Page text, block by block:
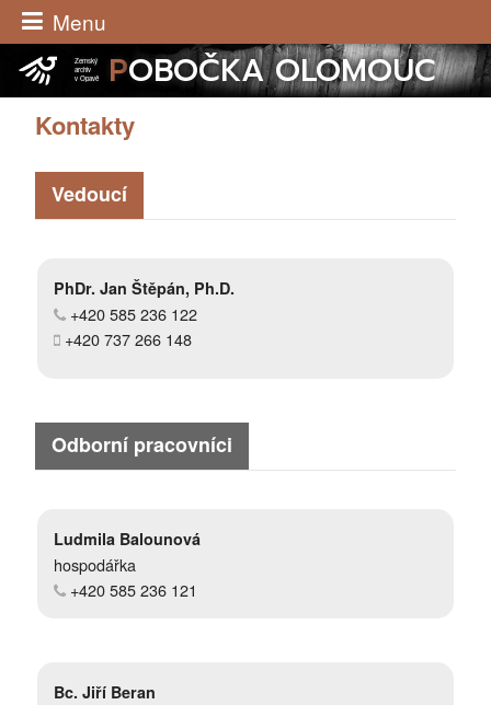
Menu
Zemský
archiv
v Opavě
POBOČKA OLOMOUC
Kontakty
Vedoucí
PhDr. Jan Štěpán, Ph.D.
+420 585 236 122
+420 737 266 148
Odborní pracovníci
Ludmila Balounová
hospodářka
+420 585 236 121
Bc. Jiří Beran